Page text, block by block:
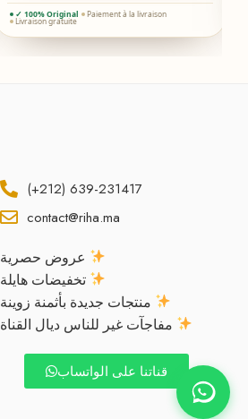
✓ 100% Original Paiement à la livraison
Livraison gratuite
(+212) 639-231417
contact@riha.ma
عروض حصرية
تخفيضات هايلة
منتجات جديدة بأثمنة زوينة
مفاجآت غير للناس ديال القناة
قناتنا على الواتساب